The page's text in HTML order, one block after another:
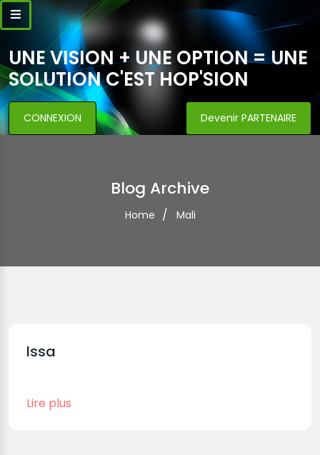
UNE VISION + UNE OPTION = UNE
SOLUTION C'EST HOP'SION
CONNEXION Devenir PARTENAIRE
Blog Archive
Home Mali
Issa
Lire plus